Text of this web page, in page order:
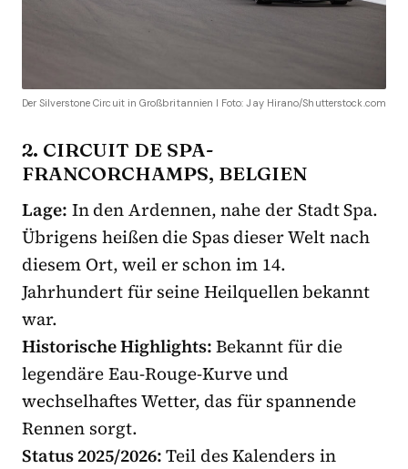
Der Silverstone Circuit in Großbritannien I Foto: Jay Hirano/Shutterstock.com
2. CIRCUIT DE SPA-
FRANCORCHAMPS, BELGIEN
Lage: In den Ardennen, nahe der Stadt Spa.
Übrigens heißen die Spas dieser Welt nach
diesem Ort, weil er schon im 14.
Jahrhundert für seine Heilquellen bekannt
war.
Historische Highlights:Bekannt für die
legendäre Eau-Rouge-Kurve und
wechselhaftes Wetter, das für spannende
Rennen sorgt.
Status 2025/2026:Teil des Kalenders in